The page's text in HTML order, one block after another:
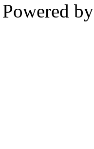
Powered